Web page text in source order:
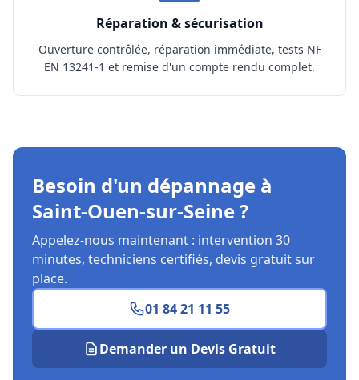
Réparation & sécurisation
Ouverture contrôlée, réparation immédiate, tests NF
EN 13241-1 et remise d'un compte rendu complet.
Besoin d'un dépannage à
Saint-Ouen-sur-Seine ?
Appelez-nous maintenant : intervention 30
minutes, techniciens certifiés, devis gratuit sur
place.
01 84 21 11 55
Demander un Devis Gratuit